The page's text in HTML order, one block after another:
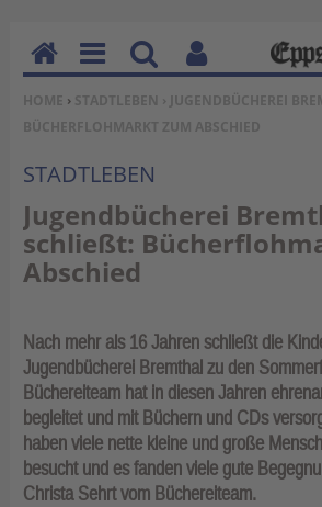
SIE BEFINDEN SICH HIER:
HOME › STADTLEBEN › JUGENDBÜCHEREI
ÜCHERFLOHMARKT ZUM ABSCHIED
STADTLEBEN
Jugendbücherei
schließt:
Abschied
Nach mehr als 16 Jahren schließt die
Jugendbücherei Bremthal zu den
Büchereiteam hat in diesen Jahren
begleitet und mit Büchern und CDs
haben viele nette kleine und große
besucht und es fanden viele gute
Christa Sehrt vom Büchereiteam.
H
o
m
e
M
en
u
Su
ch
en
Be
nu
tz
kti
on